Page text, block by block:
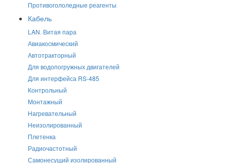
Противогололедные реагенты
Кабель
LAN. Витая пара
Авиакосмический
Автотракторный
Для водопогружных двигателей
Для интерфейса RS-485
Контрольный
Монтажный
Нагревательный
Неизолированный
Плетенка
Радиочастотный
Самонесущий изолированный